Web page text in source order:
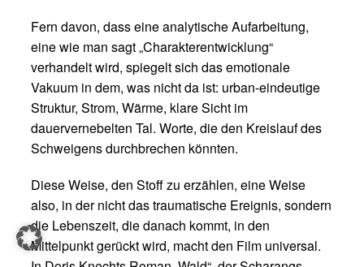
Fern davon, dass eine analytische Aufarbeitung,
eine wie man sagt „Charakterentwicklung“
verhandelt wird, spiegelt sich das emotionale
Vakuum in dem, was nicht da ist: urban-eindeutige
Struktur, Strom, Wärme, klare Sicht im
dauervernebelten Tal. Worte, die den Kreislauf des
Schweigens durchbrechen könnten.
Diese Weise, den Stoff zu erzählen, eine Weise
also, in der nicht das traumatische Ereignis, sondern
die Lebenszeit, die danach kommt, in den
Mittelpunkt gerückt wird, macht den Film universal.